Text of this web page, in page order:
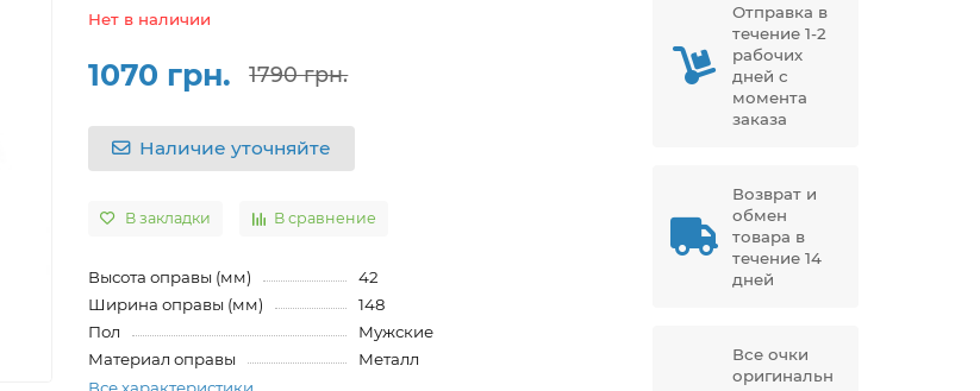
Нет в наличии
1070 грн. 1790 грн.
Наличие уточняйте
В закладки В сравнение
Высота оправы (мм)
42
Ширина оправы (мм)
148
Пол
Мужские
Материал оправы
Металл
Отправка в
течение 1-2
рабочих
дней с
момента
заказа
Возврат и
обмен
товара в
течение 14
дней
Все очки
оригинальн